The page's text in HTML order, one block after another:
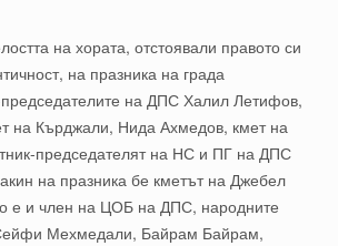
на хората, отстоявали правото си
на празника на града
на ДПС Халил Летифов,
Кърджали, Нида Ахмедов, кмет на
председателят на НС и ПГ на ДПС
на празника бе кметът на Джебел
е и член на ЦОБ на ДПС, народните
Мехмедали, Байрам Байрам,